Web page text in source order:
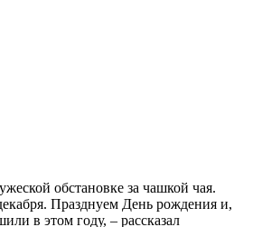
обстановке за чашкой чая.
Празднуем День рождения и,
в этом году, – рассказал